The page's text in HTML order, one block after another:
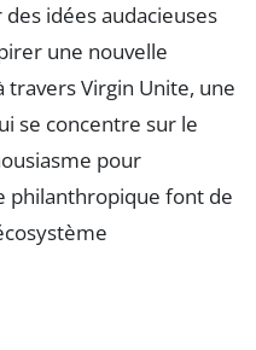
idées audacieuses
une nouvelle
Virgin Unite, une
se concentre sur le
pour
philanthropique font de